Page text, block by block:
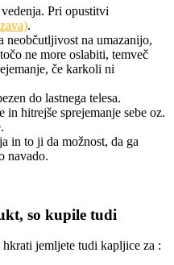
Pri opustitvi
.
neobčutljivost na umazanijo,
ne more oslabiti, temveč
če karkoli ni
do lastnega telesa.
in hitrejše sprejemanje sebe oz.
in to ji da možnost, da ga
navado.
so kupile tudi
jemljete tudi kapljice za :